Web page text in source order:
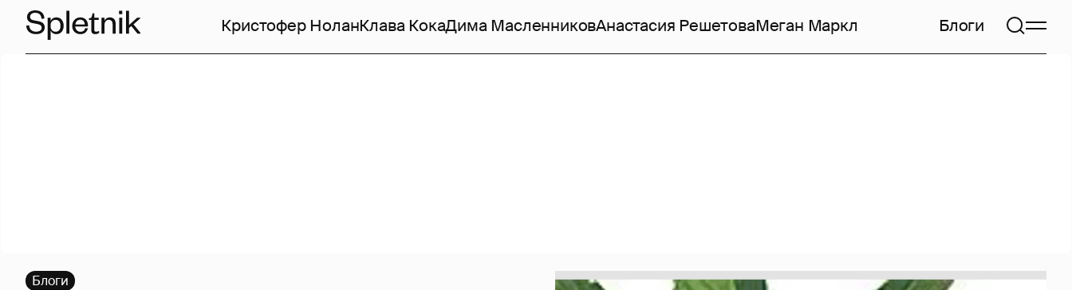
Кристофер НоланКлава КокаДима МасленниковАнастасия РешетоваМеган Маркл Блоги
Блоги